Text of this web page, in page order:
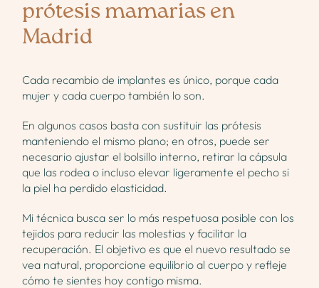
prótesis mamarias en
Madrid
Cada recambio de implantes es único, porque cada
mujer y cada cuerpo también lo son.
En algunos casos basta con sustituir las prótesis
manteniendo el mismo plano; en otros, puede ser
necesario ajustar el bolsillo interno, retirar la cápsula
que las rodea o incluso elevar ligeramente el pecho si
la piel ha perdido elasticidad.
Mi técnica busca ser lo más respetuosa posible con los
tejidos para reducir las molestias y facilitar la
recuperación. El objetivo es que el nuevo resultado se
vea natural, proporcione equilibrio al cuerpo y refleje
cómo te sientes hoy contigo misma.